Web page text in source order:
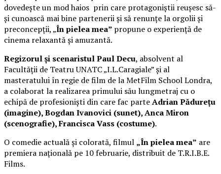
dovedește un mod haios prin care protagoniștii reușesc să-
și cunoască mai bine partenerii și să renunțe la orgolii și
preconcepții, „În pielea mea” propune o experiență de
cinema relaxantă și amuzantă.
Regizorul și scenaristul Paul Decu, absolvent al
Facultății de Teatru UNATC „I.L.Caragiale” și al
masteratului în regie de film de la MetFilm School Londra,
a colaborat la realizarea primului său lungmetraj cu o
echipă de profesioniști din care fac parteAdrian Pădurețu
(imagine), Bogdan Ivanovici (sunet), Anca Miron
(scenografie), Francisca Vass (costume).
O comedie actuală și colorată, filmul „În pielea mea” are
premiera națională pe 10 februarie, distribuit de T.R.I.B.E.
Films.